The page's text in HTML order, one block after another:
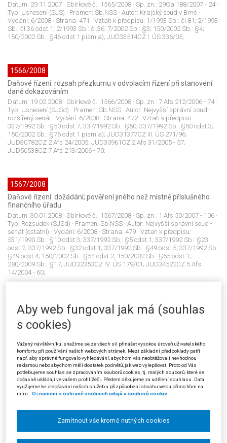
Datum: 29.11.2007 · Sbírkové č.: 1565/2008 · Sp. zn.: 29Ca 188/2007 - 24·
Typ: Usnesení (SJS) · Pramen: Sb.NSS · Autor: Krajský soud v Brně ·
Vydání: 6/2008 · Strana: 471 · Vztah k předpisu: 1/1993 Sb.: čl.81; 2/1993
Sb.: čl.36 odst.1; 2/1993 Sb.: čl.36; 7/2002 Sb.: §3; 150/2002 Sb.: §4;
150/2002 Sb.: §46 odst.1 písm.a); JUD33514CZ I. ÚS 336/05;
1566/2008
Daňové řízení: rozsah přezkumu v odvolacím řízení při stanovení
daně dokazováním
Datum: 19.02.2008 · Sbírkové č.: 1566/2008 · Sp. zn.: 7 Afs 212/2006 - 74·
Typ: Usnesení (SJSd) · Pramen: Sb.NSS · Autor: Nejvyšší správní soud -
rozšířený senát · Vydání: 6/2008 · Strana: 472· Vztah k předpisu:
337/1992 Sb.: §50 odst.7; 337/1992 Sb.: §50; 337/1992 Sb.: §50 odst.3;
150/2002 Sb.: §76 odst.1 písm.a); JUD31377CZ III. ÚS 271/96;
JUD30782CZ 2 Afs 24/2005; JUD30961CZ 2 Afs 31/2005 - 57;
JUD50538CZ 7 Afs 213/2006 - 70;
1567/2008
Daňové řízení: dožádání; pověření jiného než místně příslušného
finančního úřadu
Datum: 30.01.2008 · Sbírkové č.: 1567/2008 · Sp. zn.: 1 Afs 50/2007 - 106 ·
Typ: Rozsudek (SJSd) · Pramen: Sb.NSS · Autor: Nejvyšší správní soud -
senát (ostatní) · Vydání: 6/2008 · Strana: 479 · Vztah k předpisu:
531/1990 Sb.: §10 odst.3; 337/1992 Sb.: §5 odst.1; 337/1992 Sb.: §23
odst.2; 337/1992 Sb.: §32 odst.1; 337/1992 Sb.: §49 odst.5; 337/1992 Sb.:
§49 odst.4; 150/2002 Sb.: §54 odst.2; 150/2002 Sb.: §65 odst.1;
280/2009 Sb.: §17; JUD32353CZ IV. ÚS 179/01; JUD34522CZ 5 Afs
14/2004 - 60;
1568/2008
Řízení před soudem: přezkum rozhodnutí ředitele školy o žádosti o
opakování ročníku
Typ:Rozsudek (SJS)· Pramen:Sb.NSS · Autor:Nejvyšší správní soud -
senát (ostatní)· Vydání:6/2008· Strana:487· Vztah k předpisu:
564/1990 Sb.: §3 odst.2 písm.l); JUD30999CZ 6 A 25/2002 - 42;
JUD30832CZ 3 As 24/2004 - 79;
Řízení před soudem: kompetenční výluka
· Sp. zn.:
Aby web fungoval jak má (souhlas
s cookies)
Vážený návštěvníku, snažíme se ze všech sil přinášet vysokou úroveň uživatelského
komfortu při používání našich webových stránek. Mezi základní předpoklady patří
např. aby správně fungovalo vyhledávání, abychom vás neobtěžovali nevhodnou
reklamou nebo abychom měli dostatek podnětů, jak web vylepšovat. Proto od Vás
potřebujeme souhlas se zpracováním souborů cookies, tj. malých souborů, které se
dočasně ukládají ve vašem prohlížeči. Předem děkujeme za udělení souhlasu. Data
využijeme ke zlepšování našich služeb a přizpůsobení obsahu webu přímo Vám na
míru.
Oznámení o ochraně osobních údajů a souborů cookie
Zamítnout vše kromě nutných cookies